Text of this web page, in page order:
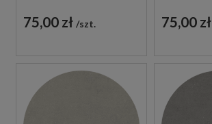
75,00 zł szt. 75,00 zł